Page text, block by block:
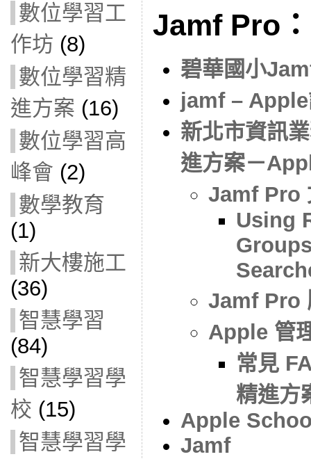
數位學習工
作坊 (8)
數位學習精
進方案 (16)
數位學習高
峰會 (2)
數學教育
(1)
新大樓施工
(36)
智慧學習
(84)
智慧學習學
校 (15)
智慧學習學
Jamf Pro：
碧華國小
jamf –
新北市資訊
進方案－
Jamf Pro
Using
Jamf Pro
Apple 管
常見
精進方
Apple
Jamf